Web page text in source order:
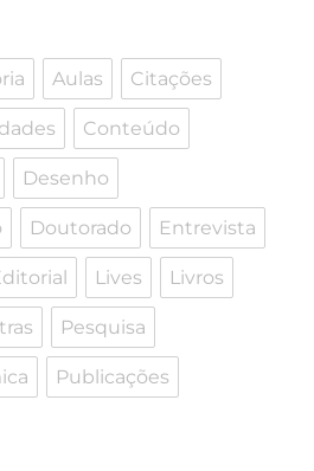
Aulas Citações
Conteúdo
Desenho
Doutorado Entrevista
Lives Livros
Pesquisa
Publicações